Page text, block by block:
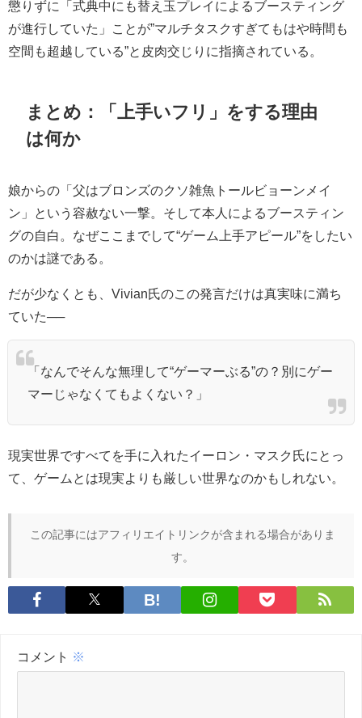
懲りずに「式典中にも替え玉プレイによるブースティング
が進行していた」ことが”マルチタスクすぎてもはや時間も
空間も超越している”と皮肉交じりに指摘されている。
まとめ：「上手いフリ」をする理由
は何か
娘からの「父はブロンズのクソ雑魚トールビョーンメイ
ン」という容赦ない一撃。そして本人によるブースティン
グの自白。なぜここまでして“ゲーム上手アピール”をしたい
のかは謎である。
だが少なくとも、Vivian氏のこの発言だけは真実味に満ち
ていた──
「なんでそんな無理して“ゲーマーぶる”の？別にゲー
マーじゃなくてもよくない？」
現実世界ですべてを手に入れたイーロン・マスク氏にとっ
て、ゲームとは現実よりも厳しい世界なのかもしれない。
この記事にはアフィリエイトリンクが含まれる場合がありま
す。
コメント ※